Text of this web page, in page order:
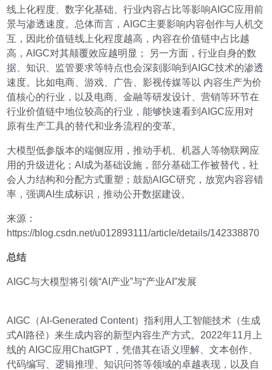
线上化程度、数字化基础、行业内容占比等影响AIGC应用前
景与渗透速度。总体而言，AIGC主要影响内容创作与人机交
互，因此价值链线上化程度越高，内容在价值链中占比越
高，AIGC对其颠覆效应越明显； 另一方面，行业自身的数
据、知识、监管要求等特点也会深刻影响到AIGC技术的渗透
速度。比如电商、游戏、广告、影视传媒等以 内容生产为价
值核心的行业，以及电商、金融等研发设计、营销等环节在
行业价值链中地位较高的行业，能够快速看到AIGC应用对
原有生产工具的替代和业务流程的变革。
大模型低参版本的端侧应用，推动手机、机器人等物联网应
用的升级进化；AI成为基础设施，部分基础工作被替代，社
会人力结构和分配方式重塑；鼓励AIGC研究，放宽内容容错
率，强调AI生成标识，推动公开数据建设。
来源：
https://blog.csdn.net/u012893111/article/details/142338870
总结
AIGC与大模型将引领“AI产业”与“产业AI”发展
AIGC（AI-Generated Content）指利用人工智能技术（生成
式AI路径）来生成内容的新型内容生产方式。2022年11月上
线的 AIGC应用ChatGPT，凭借其在语义理解、文本创作、
代码编写、逻辑推理、知识问答等领域的卓越表现，以及自